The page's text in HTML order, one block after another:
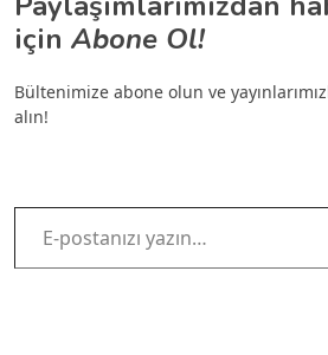
için Abone Ol!
Bültenimize abone olun ve
alın!
E-postanızı yazın…